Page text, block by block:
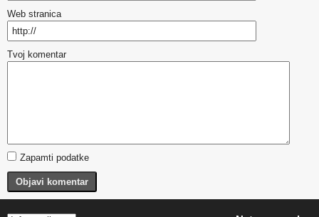
Web stranica
Tvoj komentar
Zapamti podatke
Objavi komentar